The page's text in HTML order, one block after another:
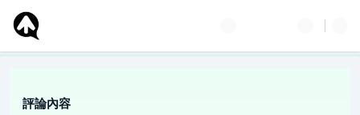
評論內容